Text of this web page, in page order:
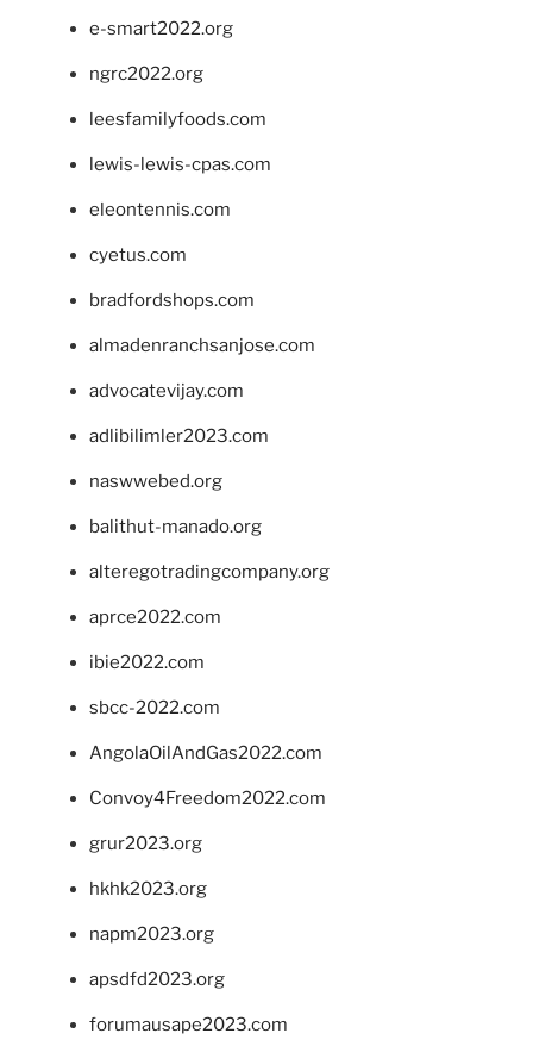
e-smart2022.org
ngrc2022.org
leesfamilyfoods.com
lewis-lewis-cpas.com
eleontennis.com
cyetus.com
bradfordshops.com
almadenranchsanjose.com
advocatevijay.com
adlibilimler2023.com
naswwebed.org
balithut-manado.org
alteregotradingcompany.org
aprce2022.com
ibie2022.com
sbcc-2022.com
AngolaOilAndGas2022.com
Convoy4Freedom2022.com
grur2023.org
hkhk2023.org
napm2023.org
apsdfd2023.org
forumausape2023.com